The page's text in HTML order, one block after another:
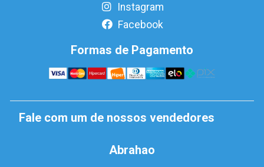
Instagram
Facebook
Formas de Pagamento
Fale com um de nossos vendedores
Abrahao